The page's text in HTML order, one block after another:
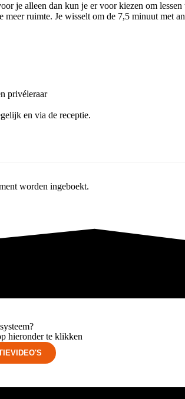
je alleen dan kun je er voor kiezen om lessen
ruimte. Je wisselt om de 7,5 minuut met
privéleraar
en via de receptie.
worden ingeboekt.
hieronder te klikken